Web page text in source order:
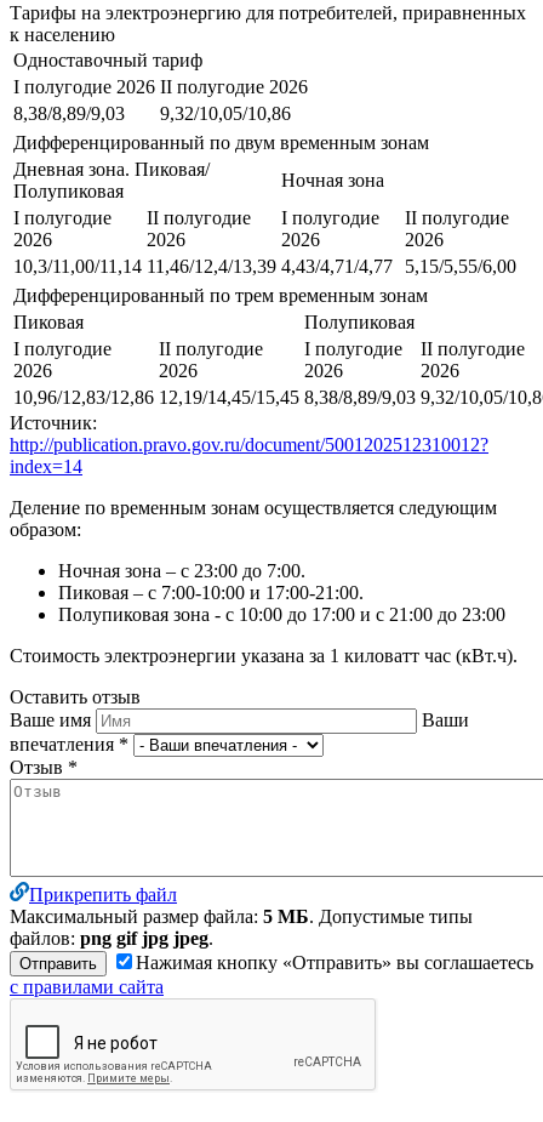
Тарифы на электроэнергию для потребителей, приравненных
к населению
Одноставочный тариф
I полугодие 2026 II полугодие 2026
8,38/8,89/9,03
9,32/10,05/10,86
Дифференцированный по двум временным зонам
Дневная зона. Пиковая/
Полупиковая
Ночная зона
I полугодие
2026
II полугодие
2026
I полугодие
2026
II полугодие
2026
10,3/11,00/11,14 11,46/12,4/13,39 4,43/4,71/4,77
5,15/5,55/6,00
Дифференцированный по трем временным зонам
Пиковая
Полупиковая
I полугодие
2026
II полугодие
2026
I полугодие
2026
II полугодие
2026
10,96/12,83/12,86 12,19/14,45/15,45 8,38/8,89/9,03 9,32/10,05/
Источник:
http://publication.pravo.gov.ru/document/5001202512310012?
index=14
Деление по временным зонам осуществляется следующим
образом:
Ночная зона – с 23:00 до 7:00.
Пиковая – с 7:00-10:00 и 17:00-21:00.
Полупиковая зона - с 10:00 до 17:00 и с 21:00 до 23:00
Стоимость электроэнергии указана за 1 киловатт час (кВт.ч).
Оставить отзыв
Ваше имя
Ваши
впечатления *
Отзыв *
Прикрепить файл
Максимальный размер файла: 5 МБ. Допустимые типы
файлов: png gif jpg jpeg.
Нажимая кнопку «Отправить» вы соглашаетесь
с правилами сайта